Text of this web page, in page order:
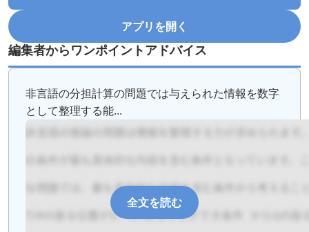
アプリを開く
編集者からワンポイントアドバイス
非言語の分担計算の問題では与えられた情報を数字
として整理する能...
全文を読む